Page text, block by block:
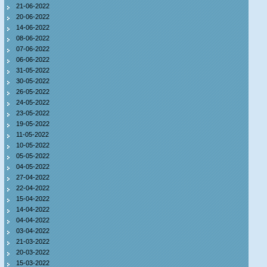
21-06-2022
20-06-2022
14-06-2022
08-06-2022
07-06-2022
06-06-2022
31-05-2022
30-05-2022
26-05-2022
24-05-2022
23-05-2022
19-05-2022
11-05-2022
10-05-2022
05-05-2022
04-05-2022
27-04-2022
22-04-2022
15-04-2022
14-04-2022
04-04-2022
03-04-2022
21-03-2022
20-03-2022
15-03-2022